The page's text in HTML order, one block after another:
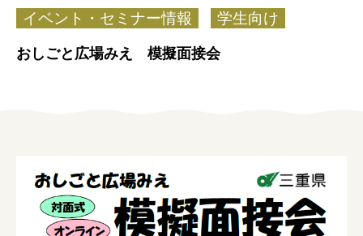
学生の方
イベントカレンダー
利用案内
イベント・セミナー情報 学生向け
おしごと広場みえ 模擬面接会